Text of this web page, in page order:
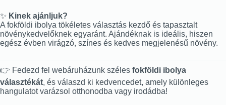
✨ Kinek ajánljuk?
A fokföldi ibolya tökéletes választás kezdő és tapasztalt
növénykedvelőknek egyaránt. Ajándéknak is ideális, hiszen
egész évben virágzó, színes és kedves megjelenésű növény.
👉 Fedezd fel webáruházunk széles fokföldi ibolya
választékát, és válaszd ki kedvencedet, amely különleges
hangulatot varázsol otthonodba vagy irodádba!